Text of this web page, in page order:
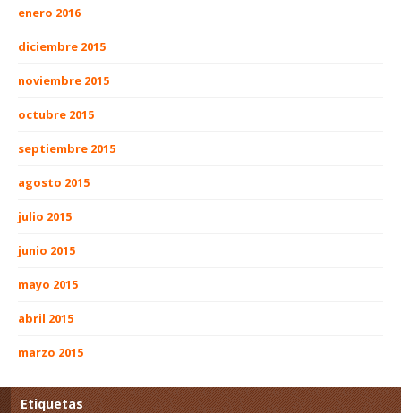
enero 2016
diciembre 2015
noviembre 2015
octubre 2015
septiembre 2015
agosto 2015
julio 2015
junio 2015
mayo 2015
abril 2015
marzo 2015
Etiquetas